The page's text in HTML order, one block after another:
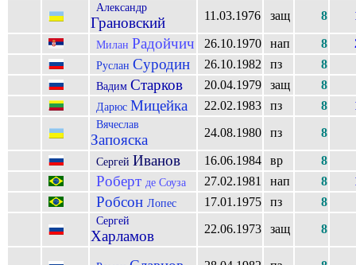
Александр
Грановский 11.03.1976 защ 8
Милан Радойчич 26.10.1970 нап 8
Руслан Суродин 26.10.1982 пз 8
Вадим Старков 20.04.1979 защ 8
Дарюс Мицейка 22.02.1983 пз 8
Вячеслав
Запояска 24.08.1980 пз 8
Сергей Иванов 16.06.1984 вр 8
Роберт де Соуза 27.02.1981 нап 8
Робсон Лопес 17.01.1975 пз 8
Сергей
Харламов 22.06.1973 защ 8